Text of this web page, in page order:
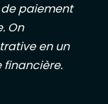
paiement
On
en un